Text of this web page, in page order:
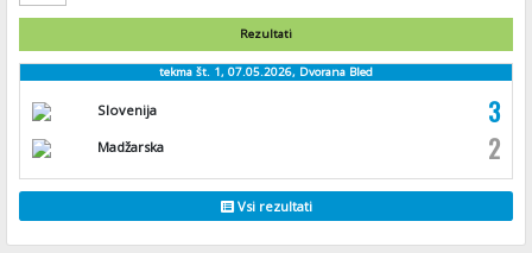
Rezultati
tekma št. 1, 07.05.2026, Dvorana Bled
Slovenija 3
Madžarska 2
Vsi rezultati